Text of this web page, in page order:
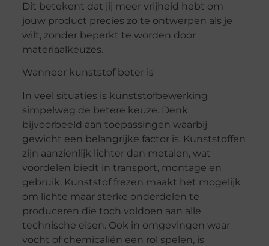
Dit betekent dat jij meer vrijheid hebt om
jouw product precies zo te ontwerpen als je
wilt, zonder beperkt te worden door
materiaalkeuzes.
Wanneer kunststof beter is
In veel situaties is kunststofbewerking
simpelweg de betere keuze. Denk
bijvoorbeeld aan toepassingen waarbij
gewicht een belangrijke factor is. Kunststoffen
zijn aanzienlijk lichter dan metalen, wat
voordelen biedt in transport, montage en
gebruik. Kunststof frezen maakt het mogelijk
om lichte maar sterke onderdelen te
produceren die toch voldoen aan alle
technische eisen. Ook in omgevingen waar
vocht of chemicaliën een rol spelen, is